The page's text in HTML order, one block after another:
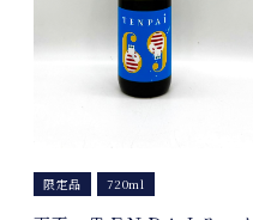
限定品 720ml